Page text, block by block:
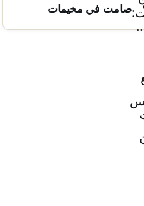
صامت في مخيمات
النازحين